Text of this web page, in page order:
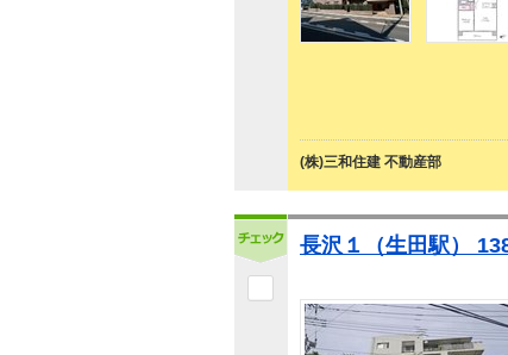
(株)三和住建 不動産部
長沢１（生田駅）